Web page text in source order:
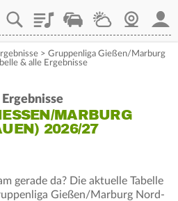
PlaylistStaupilotWetterWebcam
> Gruppenliga Gießen/Marburg
& alle Ergebnisse
MARBURG N
2026/27
gerade da? Die aktuelle Tabelle
Gießen/Marburg Nord-